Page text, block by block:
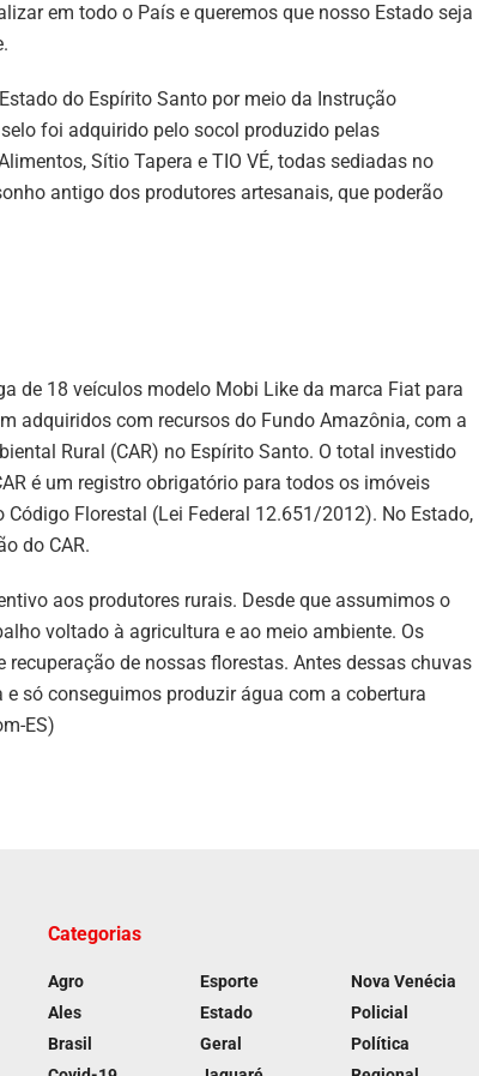
em todo o País e queremos que nosso Estado seja
do Espírito Santo por meio da Instrução
foi adquirido pelo socol produzido pelas
Sítio Tapera e TIO VÉ, todas sediadas no
antigo dos produtores artesanais, que poderão
de 18 veículos modelo Mobi Like da marca Fiat para
adquiridos com recursos do Fundo Amazônia, com a
Rural (CAR) no Espírito Santo. O total investido
é um registro obrigatório para todos os imóveis
Florestal (Lei Federal 12.651/2012). No Estado,
do CAR.
aos produtores rurais. Desde que assumimos o
voltado à agricultura e ao meio ambiente. Os
de nossas florestas. Antes dessas chuvas
só conseguimos produzir água com a cobertura
ES)
Categorias
Agro
Ales
Brasil
Esporte
Estado
Geral
Nova Venécia
Policial
Política